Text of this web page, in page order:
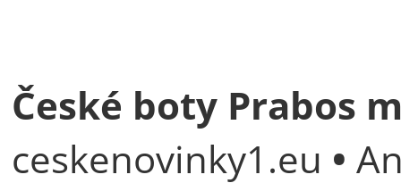
České boty Prabos
ceskenovinky1.eu •